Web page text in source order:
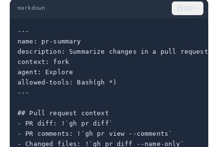
markdown コピー
---
name: pr-summary
description: Summarize changes in a pull request
context: fork
agent: Explore
allowed-tools: Bash(gh *)
---
## Pull request context
- PR diff: !`gh pr diff`
- PR comments: !`gh pr view --comments`
- Changed files: !`gh pr diff --name-only`